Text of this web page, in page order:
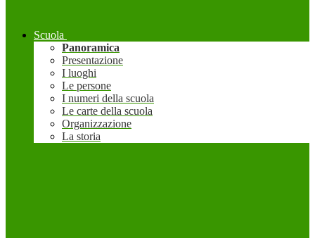
Scuola
Panoramica
Presentazione
I luoghi
Le persone
I numeri della scuola
Le carte della scuola
Organizzazione
La storia